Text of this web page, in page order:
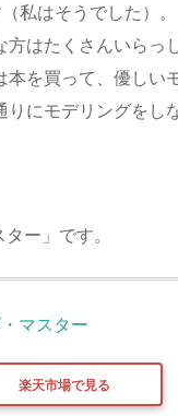
私はそうでした）。
はたくさんいらっ
を買って、優しい
にモデリングをし
ー」です。
マスター
楽天市場で見る